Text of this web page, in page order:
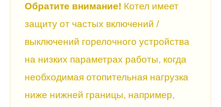
Обратите внимание! Котел имеет
защиту от частых включений /
выключений горелочного устройства
на низких параметрах работы, когда
необходимая отопительная нагрузка
ниже нижней границы, например,